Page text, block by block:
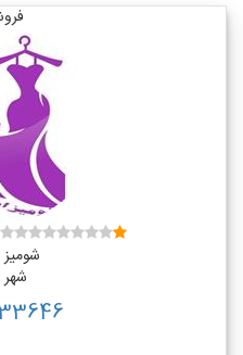
شومیز
شهر